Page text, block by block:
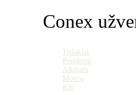
Conex
Trišakiai
Perėjimai
Alkūnės
Movos
Kiti